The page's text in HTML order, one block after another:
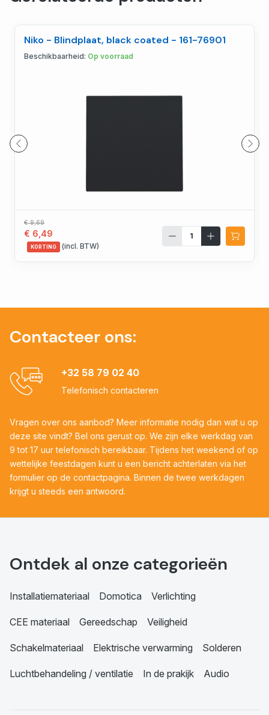
Niko - Blindplaat, black coated - 161-76901
Beschikbaarheid: Op voorraad
€ 9,69
€ 6,49
KORTING (incl. BTW)
Contacteer ons:
+32 58 79 02 40
Telefonisch contacteren
Vragen over ons aanbod? Meer informatie nodig dan wat u op
deze site vindt? Bel ons gerust op. We zijn elke werkdag van
9 tot 17 uur telefonisch bereikbaar. Tijdens het weekend of op
wettelijke feestdagen kunt u een bericht achterlaten via het
formulier op de contactpagina. Binnen de twee werkdagen
krijgt u steeds een antwoord.
Ontdek al onze categorieën
Installatiemateriaal Domotica Verlichting
CEE materiaal Gereedschap Veiligheid
Schakelmateriaal Elektrische verwarming Solderen
Luchtbehandeling / ventilatie In de prakijk Audio